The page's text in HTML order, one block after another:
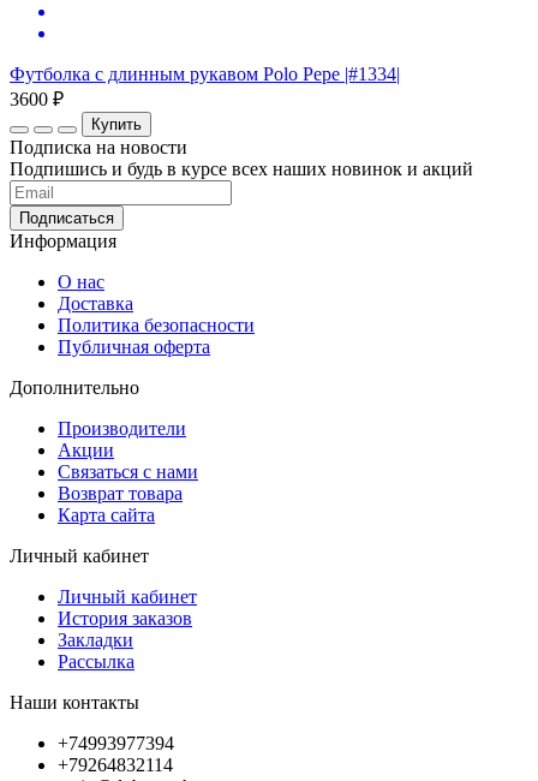
Футболка с длинным рукавом Polo Pepe |#1334|
3600 ₽
Купить
Подписка на новости
Подпишись и будь в курсе всех наших новинок и акций
Информация
О нас
Доставка
Политика безопасности
Публичная оферта
Дополнительно
Производители
Акции
Связаться с нами
Возврат товара
Карта сайта
Личный кабинет
Личный кабинет
История заказов
Закладки
Рассылка
Наши контакты
+74993977394
+79264832114